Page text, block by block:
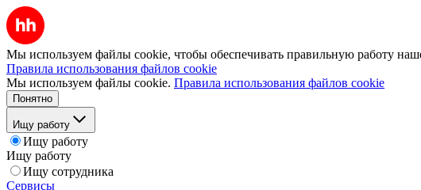
Мы используем файлы cookie, чтобы обеспечивать правильную работу
Правила использования файлов cookie
Мы используем файлы cookie. Правила использования файлов cookie
Понятно
Ищу работу
Ищу работу
Ищу работу
Ищу сотрудника
Сервисы